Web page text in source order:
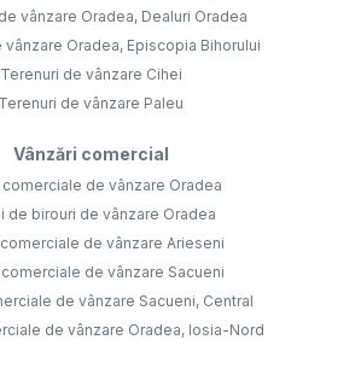
vânzare Oradea, Dealuri Oradea
vânzare Oradea, Episcopia Bihorului
Terenuri de vânzare Cihei
Terenuri de vânzare Paleu
Vânzări comercial
comerciale de vânzare Oradea
de birouri de vânzare Oradea
de vânzare Arieseni
de vânzare Sacueni
de vânzare Sacueni, Central
de vânzare Oradea, Iosia-Nord